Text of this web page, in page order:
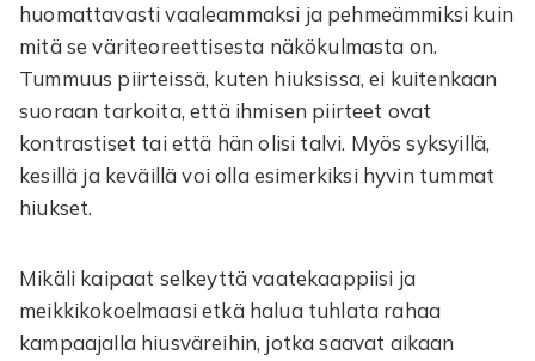
huomattavasti vaaleammaksi ja pehmeämmiksi kuin
mitä se väriteoreettisesta näkökulmasta on.
Tummuus piirteissä, kuten hiuksissa, ei kuitenkaan
suoraan tarkoita, että ihmisen piirteet ovat
kontrastiset tai että hän olisi talvi. Myös syksyillä,
kesillä ja keväillä voi olla esimerkiksi hyvin tummat
hiukset.
Mikäli kaipaat selkeyttä vaatekaappiisi ja
meikkikokoelmaasi etkä halua tuhlata rahaa
kampaajalla hiusväreihin, jotka saavat aikaan